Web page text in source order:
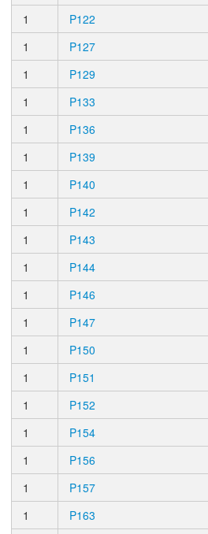
1
P122
1
P127
1
P129
1
P133
1
P136
1
P139
1
P140
1
P142
1
P143
1
P144
1
P146
1
P147
1
P150
1
P151
1
P152
1
P154
1
P156
1
P157
1
P163